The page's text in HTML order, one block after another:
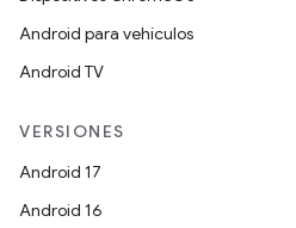
Android para vehículos
Android TV
VERSIONES
Android 17
Android 16